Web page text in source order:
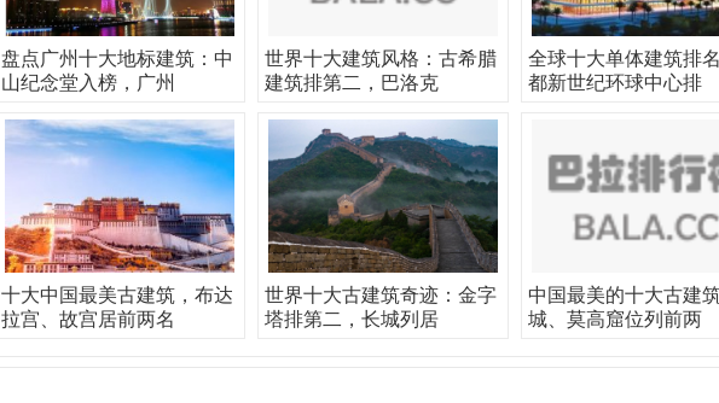
盘点广州十大地标建筑：中
山纪念堂入榜，广州
世界十大建筑风格：古希腊
建筑排第二，巴洛克
全球十大单体建筑排
都新世纪环球中心排
十大中国最美古建筑，布达
拉宫、故宫居前两名
世界十大古建筑奇迹：金字
塔排第二，长城列居
中国最美的十大古建
城、莫高窟位列前两